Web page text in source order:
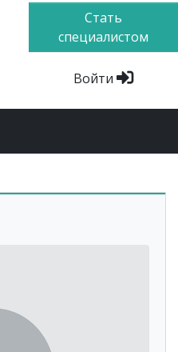
Стать
специалистом
Войти